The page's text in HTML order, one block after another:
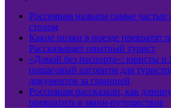
Россиянам назвали самые
столом
Какие полки в поезде превратят
Рассказывает опытный турист
«Домой без паспорта»: юристы
пошаговый алгоритм для
документов за границей
Россиянам рассказали, как
превратить в мини-путешествие